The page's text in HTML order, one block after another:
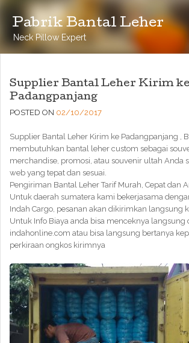
Pabrik Bantal Leher
Neck Pillow Expert
Supplier Bantal Leher Kirim ke
Padangpanjang
POSTED ON 02/10/2017
Supplier Bantal Leher Kirim ke Padangpanjang ,
membutuhkan bantal leher custom sebagai
merchandise, promosi, atau souvenir ultah Anda
web yang tepat dan sesuai.
Pengiriman Bantal Leher Tarif Murah, Cepat dan
Untuk daerah sumatera kami bekerjasama
Indah Cargo, pesanan akan dikirimkan langsung
Untuk Info Biaya anda bisa menceknya langsung
indahonline.com atau bisa langsung bertanya
perkiraan ongkos kirimnya